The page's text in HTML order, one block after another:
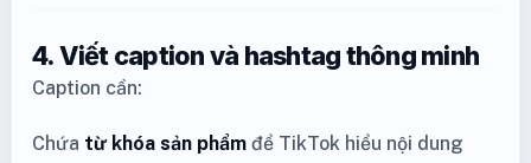
4. Viết caption và hashtag thông minh
Caption cần:
Chứa từ khóa sản phẩm để TikTok hiểu nội dung